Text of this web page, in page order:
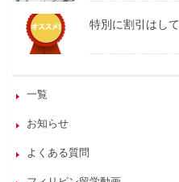
特別に割引はし
一覧
お知らせ
よくある質問